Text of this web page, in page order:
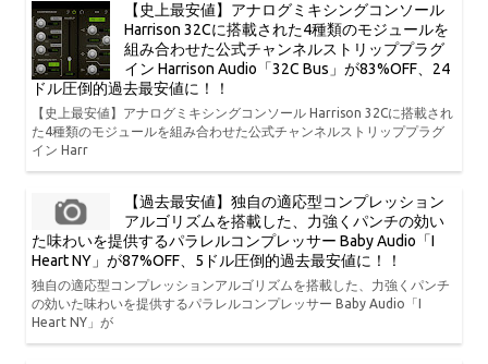
【史上最安値】アナログミキシングコンソール
Harrison 32Cに搭載された4種類のモジュールを
組み合わせた公式チャンネルストリッププラグ
イン Harrison Audio「32C Bus」が83%OFF、24
ドル圧倒的過去最安値に！！
【史上最安値】アナログミキシングコンソール Harrison 32Cに搭載され
た4種類のモジュールを組み合わせた公式チャンネルストリッププラグ
イン Harr
【過去最安値】独自の適応型コンプレッション
アルゴリズムを搭載した、力強くパンチの効い
た味わいを提供するパラレルコンプレッサー Baby Audio「I
Heart NY」が87%OFF、5ドル圧倒的過去最安値に！！
独自の適応型コンプレッションアルゴリズムを搭載した、力強くパンチ
の効いた味わいを提供するパラレルコンプレッサー Baby Audio「I
Heart NY」が